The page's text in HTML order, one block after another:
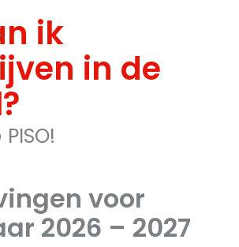
ik
in de
voor
2026 – 2027